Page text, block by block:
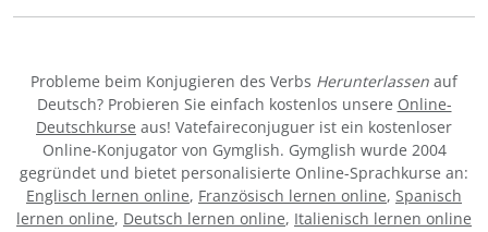
Probleme beim Konjugieren des Verbs Herunterlassen auf
Deutsch? Probieren Sie einfach kostenlos unsere Online-
Deutschkurse aus! Vatefaireconjuguer ist ein kostenloser
Online-Konjugator von Gymglish. Gymglish wurde 2004
gegründet und bietet personalisierte Online-Sprachkurse an:
Englisch lernen online, Französisch lernen online, Spanisch
lernen online, Deutsch lernen online, Italienisch lernen online